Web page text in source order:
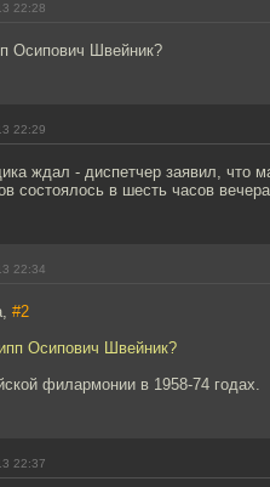
22:28
Осипович Швейник?
22:29
ждал - диспетчер заявил, что
состоялось в шесть часов
22:34
#2
Осипович Швейник?
филармонии в 1958-74 годах.
22:37